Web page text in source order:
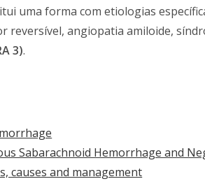
uma forma com etiologias
reversível, angiopatia amiloide,
3).
Sabarachnoid Hemorrhage and
causes and management